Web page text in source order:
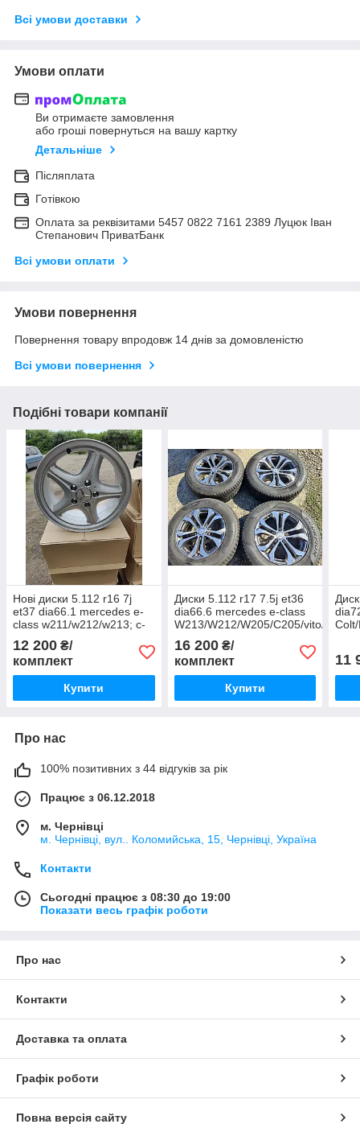
Всі умови доставки
Умови оплати
Ви отримаєте замовлення
або гроші повернуться на вашу картку
Детальніше
Післяплата
Готівкою
Оплата за реквізитами 5457 0822 7161 2389 Луцюк Іван
Степанович ПриватБанк
Всі умови оплати
Умови повернення
Повернення товару впродовж 14 днів за домовленістю
Всі умови повернення
Подібні товари компанії
Нові диски 5.112 r16 7j
et37 dia66.1 mercedes e-
class w211/w212/w213; c-
viano
12 200 ₴/
комплект
Купити
Диски 5.112 r17 7.5j et36
dia66.6 mercedes e-class
W213/W212/W205/C205/vito/viano/
16 200₴/
комплект
Купити
11
Про нас
100% позитивних з 44 відгуків за рік
Працює з 06.12.2018
м. Чернівці
м. Чернівці, вул.. Коломийська, 15, Чернівці, Україна
Контакти
Сьогодні працює з 08:30 до 19:00
Показати весь графік роботи
Про нас
Контакти
Доставка та оплата
Графік роботи
Повна версія сайту